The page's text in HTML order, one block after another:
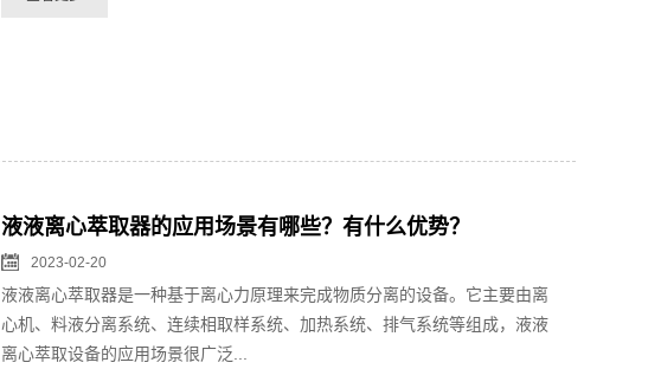
液液离心萃取器的应用场景有哪些？有什么优势？
2023-02-20
液液离心萃取器是一种基于离心力原理来完成物质分离的设备。它主要由离
心机、料液分离系统、连续相取样系统、加热系统、排气系统等组成，液液
离心萃取设备的应用场景很广泛...